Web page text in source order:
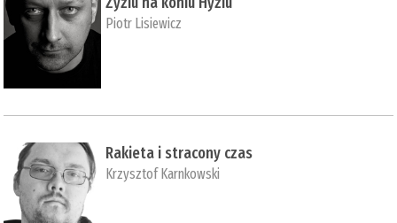
Piotr Lisiewicz
Rakieta i stracony czas
Krzysztof Karnkowski